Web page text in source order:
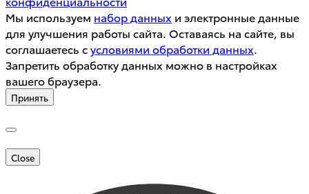
Мы используем набор данных и электронные данные
для улучшения работы сайта. Оставаясь на сайте, вы
соглашаетесь сусловиями обработки данных.
Запретить обработку данных можно в настройках
вашего браузера.
Принять
Close